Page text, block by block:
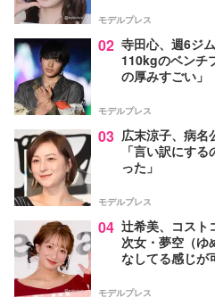
モデルプレス
02 寺田心、週6ジ
110kgのベンチ
の厚みすごい」
モデルプレス
03 広末涼子、病名
「言い訳にす
った」
モデルプレス
04 辻希美、コスト
次女・夢空（ゆ
なしてる感じが
モデルプレス